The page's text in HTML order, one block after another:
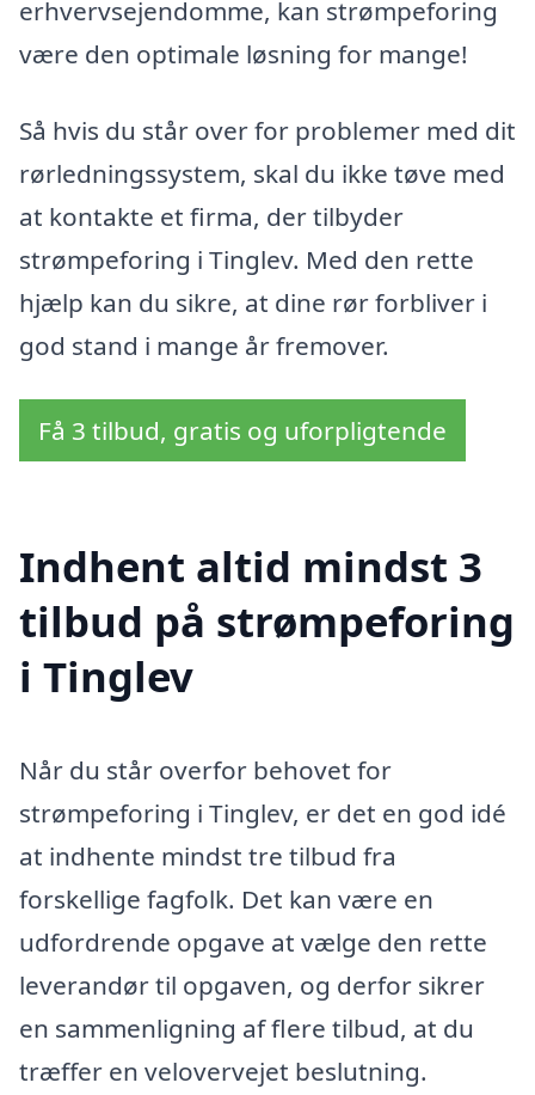
erhvervsejendomme, kan strømpeforing
være den optimale løsning for mange!
Så hvis du står over for problemer med dit
rørledningssystem, skal du ikke tøve med
at kontakte et firma, der tilbyder
strømpeforing i Tinglev. Med den rette
hjælp kan du sikre, at dine rør forbliver i
god stand i mange år fremover.
Få 3 tilbud, gratis og uforpligtende
Indhent altid mindst 3
tilbud på strømpeforing
i Tinglev
Når du står overfor behovet for
strømpeforing i Tinglev, er det en god idé
at indhente mindst tre tilbud fra
forskellige fagfolk. Det kan være en
udfordrende opgave at vælge den rette
leverandør til opgaven, og derfor sikrer
en sammenligning af flere tilbud, at du
træffer en velovervejet beslutning.